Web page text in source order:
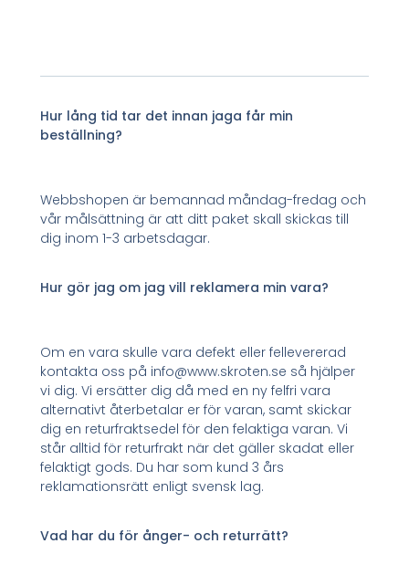
Hur lång tid tar det innan jaga får min
beställning?
Webbshopen är bemannad måndag-fredag och
vår målsättning är att ditt paket skall skickas till
dig inom 1-3 arbetsdagar.
Hur gör jag om jag vill reklamera min vara?
Om en vara skulle vara defekt eller fellevererad
kontakta oss på info@www.skroten.se så hjälper
vi dig. Vi ersätter dig då med en ny felfri vara
alternativt återbetalar er för varan, samt skickar
dig en returfraktsedel för den felaktiga varan. Vi
står alltid för returfrakt när det gäller skadat eller
felaktigt gods. Du har som kund 3 års
reklamationsrätt enligt svensk lag.
Vad har du för ånger- och returrätt?